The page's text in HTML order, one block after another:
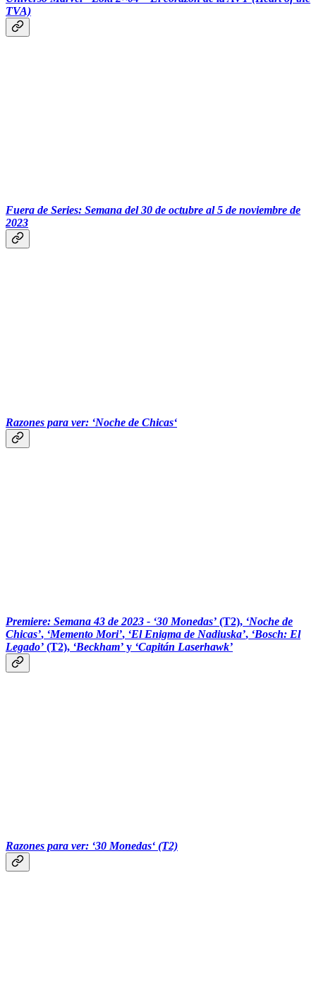
TVA)
Fuera de Series: Semana del 30 de octubre al 5 de noviembre de
2023
Razones para ver: ‘Noche de Chicas‘
Premiere: Semana 43 de 2023 - ‘30 Monedas’ (T2), ‘Noche de
Chicas’, ‘Memento Mori’, ‘El Enigma de Nadiuska’, ‘Bosch: El
Legado’ (T2), ‘Beckham’ y ‘Capitán Laserhawk’
Razones para ver: ‘30 Monedas‘ (T2)